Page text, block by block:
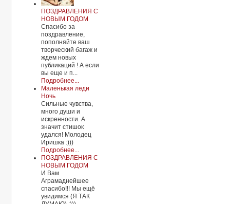
ПОЗДРАВЛЕНИЯ С
НОВЫМ ГОДОМ
Спасибо за
поздравление,
пополняйте ваш
творческий багаж и
ждем новых
публикаций ! А если
вы еще и п...
Подробнее...
Маленькая леди
Ночь
Сильные чувства,
много души и
искренности. А
значит стишок
удался! Молодец
Иришка :)))
Подробнее...
ПОЗДРАВЛЕНИЯ С
НОВЫМ ГОДОМ
И Вам
Аграмаднейшее
спасибо!!! Мы ещё
увидимся (Я ТАК